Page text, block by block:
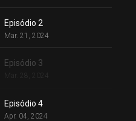
Episódio 2
Mar. 21, 2024
Episódio 3
Episódio 4
Apr. 04, 2024